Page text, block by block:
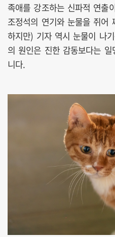
족애를 강조하는 신파적 연출
조정석의 연기와 눈물을 쥐어
하지만) 기자 역시 눈물이 나
의 원인은 진한 감동보다는 일
니다.